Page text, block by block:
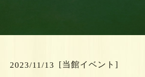
2023/11/13 [当館イベント]